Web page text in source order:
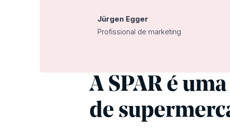
Jürgen Egger
Profissional de marketing
A SPAR é
de